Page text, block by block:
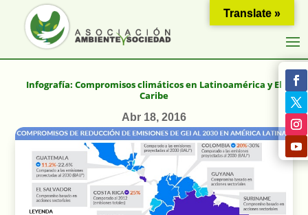
Infografía: Compromisos climáticos en Latinoamérica y El
Caribe
Abr 18, 2016
Translate »